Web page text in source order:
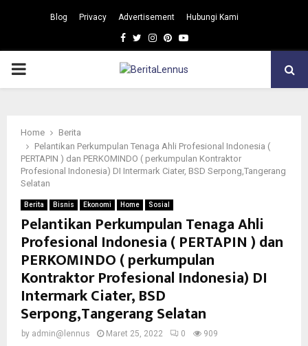
Blog Privacy Advertisement Hubungi Kami
Facebook
TwitterInstagram
Pinterest
Youtube
PRIMARY
Home
Berita
Pelantikan Perkumpulan Tenaga Ahli Profesional Indonesia (
PERTAPIN ) dan PERKOMINDO ( perkumpulan Kontraktor
Profesional Indonesia) DI Intermark Ciater, BSD Serpong,Tangerang
Selatan
Berita Bisnis Ekonomi Home Sosial
Pelantikan Perkumpulan Tenaga Ahli
Profesional Indonesia ( PERTAPIN ) dan
PERKOMINDO ( perkumpulan
Kontraktor Profesional Indonesia) DI
Intermark Ciater, BSD
Serpong,Tangerang Selatan
by admin@lennus Maret 25, 2022 0 909